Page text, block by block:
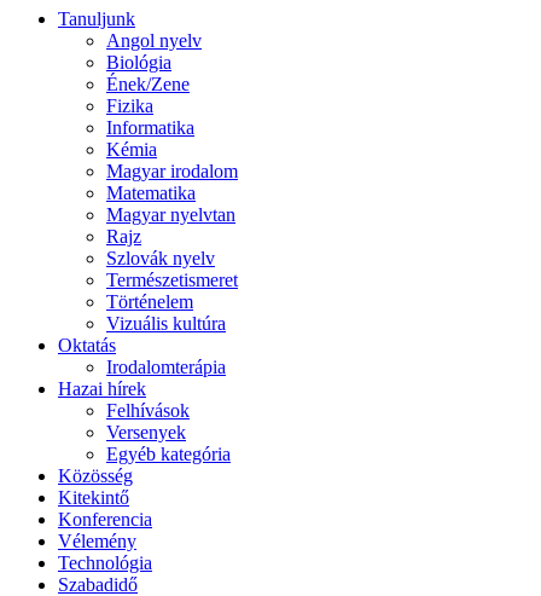
Tanuljunk
Angol nyelv
Biológia
Ének/Zene
Fizika
Informatika
Kémia
Magyar irodalom
Matematika
Magyar nyelvtan
Rajz
Szlovák nyelv
Természetismeret
Történelem
Vizuális kultúra
Oktatás
Irodalomterápia
Hazai hírek
Felhívások
Versenyek
Egyéb kategória
Közösség
Kitekintő
Konferencia
Vélemény
Technológia
Szabadidő